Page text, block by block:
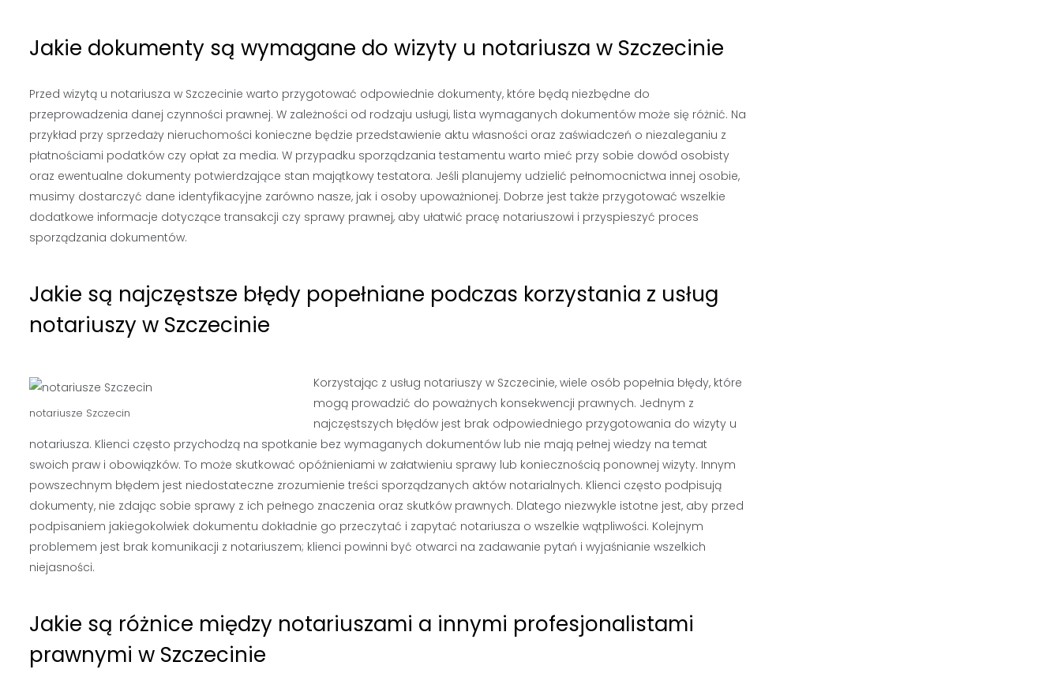
Jakie dokumenty są wymagane do wizyty u notariusza w Szczecinie
Przed wizytą u notariusza w Szczecinie warto przygotować odpowiednie dokumenty, które będą niezbędne do
przeprowadzenia danej czynności prawnej. W zależności od rodzaju usługi, lista wymaganych dokumentów może się różnić. Na
przykład przy sprzedaży nieruchomości konieczne będzie przedstawienie aktu własności oraz zaświadczeń o niezaleganiu z
płatnościami podatków czy opłat za media. W przypadku sporządzania testamentu warto mieć przy sobie dowód osobisty
oraz ewentualne dokumenty potwierdzające stan majątkowy testatora. Jeśli planujemy udzielić pełnomocnictwa innej osobie,
musimy dostarczyć dane identyfikacyjne zarówno nasze, jak i osoby upoważnionej. Dobrze jest także przygotować wszelkie
dodatkowe informacje dotyczące transakcji czy sprawy prawnej, aby ułatwić pracę notariuszowi i przyspieszyć proces
sporządzania dokumentów.
Jakie są najczęstsze błędy popełniane podczas korzystania z usług
notariuszy w Szczecinie
notariusze Szczecin
Korzystając z usług notariuszy w Szczecinie, wiele osób popełnia błędy, które
mogą prowadzić do poważnych konsekwencji prawnych. Jednym z
najczęstszych błędów jest brak odpowiedniego przygotowania do wizyty u
notariusza. Klienci często przychodzą na spotkanie bez wymaganych dokumentów lub nie mają pełnej wiedzy na temat
swoich praw i obowiązków. To może skutkować opóźnieniami w załatwieniu sprawy lub koniecznością ponownej wizyty. Innym
powszechnym błędem jest niedostateczne zrozumienie treści sporządzanych aktów notarialnych. Klienci często podpisują
dokumenty, nie zdając sobie sprawy z ich pełnego znaczenia oraz skutków prawnych. Dlatego niezwykle istotne jest, aby przed
podpisaniem jakiegokolwiek dokumentu dokładnie go przeczytać i zapytać notariusza o wszelkie wątpliwości. Kolejnym
problemem jest brak komunikacji z notariuszem; klienci powinni być otwarci na zadawanie pytań i wyjaśnianie wszelkich
niejasności.
Jakie są różnice między notariuszami a innymi profesjonalistami
prawnymi w Szczecinie